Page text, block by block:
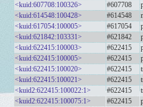
<kuid:607708:100326>
#607708
<kuid:614548:100428>
#614548
<kuid:617054:100005>
#617054
<kuid:621842:103331>
#621842
<kuid:622415:100003>
#622415
<kuid:622415:100005>
#622415
<kuid:622415:100020>
#622415
<kuid:622415:100021>
#622415
<kuid2:622415:100022:1>
#622415
<kuid2:622415:100075:1>
#622415